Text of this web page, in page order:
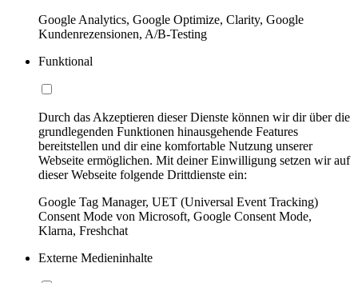
Google Analytics, Google Optimize, Clarity, Google
Kundenrezensionen, A/B-Testing
Funktional
Durch das Akzeptieren dieser Dienste können wir dir über die
grundlegenden Funktionen hinausgehende Features
bereitstellen und dir eine komfortable Nutzung unserer
Webseite ermöglichen. Mit deiner Einwilligung setzen wir auf
dieser Webseite folgende Drittdienste ein:
Google Tag Manager, UET (Universal Event Tracking)
Consent Mode von Microsoft, Google Consent Mode,
Klarna, Freshchat
Externe Medieninhalte